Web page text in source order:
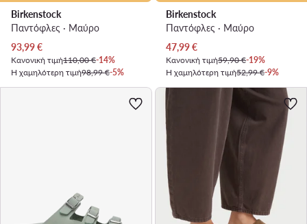
Birkenstock
Παντόφλες · Μαύρο
Τρέχουσα τιμή
93,99€
Κανονική τιμή110,00 €-14%
Η χαμηλότερη τιμή98,99 €-5%
Birkenstock
Παντόφλες · Μαύρο
Τρέχουσα τιμή
47,99€
Κανονική τιμή59,90 €-19%
Η χαμηλότερη τιμή52,99 €-9%